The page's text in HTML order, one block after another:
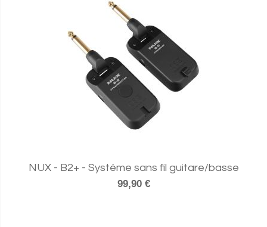
NUX - B2+ - Système sans fil guitare/basse
99,90 €